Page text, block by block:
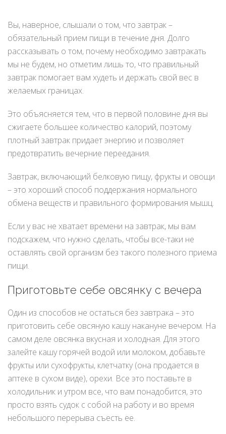
Вы, наверное, слышали о том, что завтрак –
обязательный прием пищи в течение дня. Долго
рассказывать о том, почему необходимо завтракать
мы не будем, но отметим лишь то, что правильный
завтрак помогает вам худеть и держать свой вес в
желаемых границах.
Это объясняется тем, что в первой половине дня вы
сжигаете большее количество калорий, поэтому
плотный завтрак придает энергию и позволяет
предотвратить вечерние переедания.
Завтрак, включающий белковую пищу, фрукты и овощи
– это хороший способ поддержания нормального
обмена веществ и правильного формирования мышц.
Если у вас не хватает времени на завтрак, мы вам
подскажем, что нужно сделать, чтобы все-таки не
оставлять свой организм без такого полезного приема
пищи.
Приготовьте себе овсянку с вечера
Один из способов не остаться без завтрака – это
приготовить себе овсяную кашу накануне вечером. На
самом деле овсянка вкусная и холодная. Для этого
залейте кашу горячей водой или молоком, добавьте
фрукты или сухофрукты, клетчатку (она продается в
аптеке в сухом виде), орехи. Все это поставьте в
холодильник и утром все, что вам понадобится, это
просто взять судок с собой на работу и во время
небольшого перерыва съесть ее.